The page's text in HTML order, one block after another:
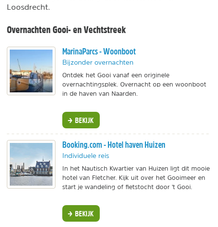
Loosdrecht.
Overnachten Gooi- en Vechtstreek
MarinaParcs - Woonboot
Bijzonder overnachten
Ontdek het Gooi vanaf een originele
overnachtingsplek. Overnacht op een woonboot
in de haven van Naarden.
BEKIJK
Booking.com - Hotel haven Huizen
Individuele reis
In het Nautisch Kwartier van Huizen ligt dit mooie
hotel van Fletcher. Kijk uit over het Gooimeer en
start je wandeling of fietstocht door 't Gooi.
BEKIJK